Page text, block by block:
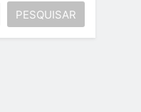
PESQUISAR